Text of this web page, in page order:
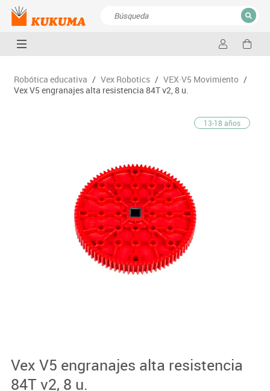
CERRAR
Robótica educativa / Vex Robotics / VEX·V5 Movimiento /
Vex V5 engranajes alta resistencia 84T v2, 8 u.
13-18 años
Vex V5 engranajes alta resistencia
84T v2, 8 u.